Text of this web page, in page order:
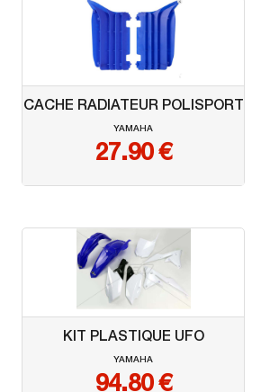
CACHE RADIATEUR POLISPORT
YAMAHA
27.90€
KIT PLASTIQUE UFO
YAMAHA
94.80€